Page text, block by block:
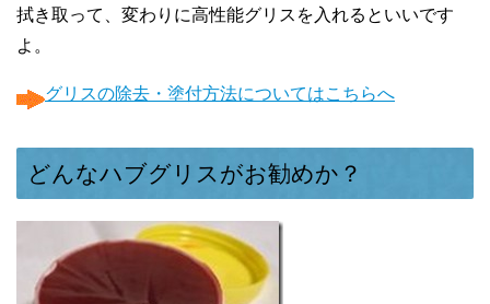
拭き取って、変わりに高性能グリスを入れるといいです
よ。
グリスの除去・塗付方法についてはこちらへ
どんなハブグリスがお勧めか？